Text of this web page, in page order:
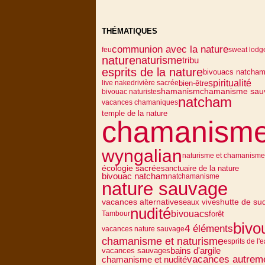
THÉMATIQUES
feucommunion avec la naturesweat
naturenaturismetribu
esprits de la naturebivouacs
live nakedrivière sacréebien-êtrespiritualité
bivouac naturisteshamanismchamanisme
vacances chamaniquesnatcham
temple de la nature
wyngaliannaturisme et chamanisme
écologie sacréesanctuaire de la nature
bivouac natchamnatchamanisme
nature sauvage
vacances alternativeseaux vives hutte de
Tambournuditébivouacsforêt
vacances nature sauvage4 éléments
chamanisme et naturismeesprits de
vacances sauvages bains d'argile
chamanisme et nuditévacances